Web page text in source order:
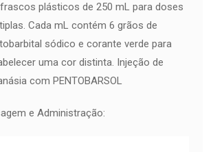
plásticos de 250 mL para doses
Cada mL contém 6 grãos de
sódico e corante verde para
uma cor distinta. Injeção de
com PENTOBARSOL
e Administração: